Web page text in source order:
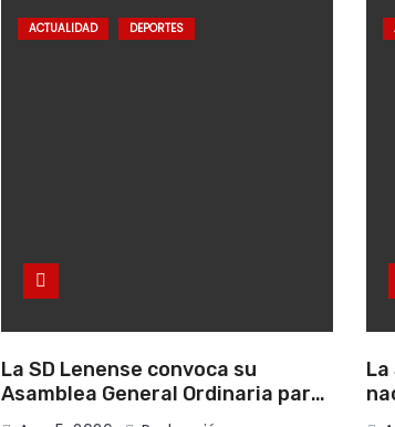
ACTUALIDAD DEPORTES
La SD Lenense convoca su
Asamblea General Ordinaria para
el próximo 11 de agosto
La